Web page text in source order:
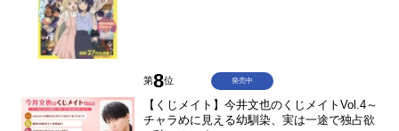
第8位
【くじメイト】今井文也のくじメイトVol.4～
チャラめに見える幼馴染、実は一途で独占欲
発売中